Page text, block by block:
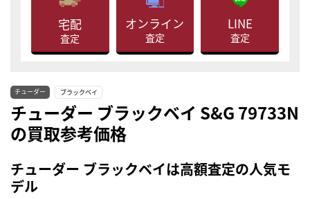
宅配
査定
オンライン
査定
LINE
査定
チューダー ブラックベイ
チューダー ブラックベイ S&G 79733N
の買取参考価格
チューダー ブラックベイは高額査定の人気モ
デル